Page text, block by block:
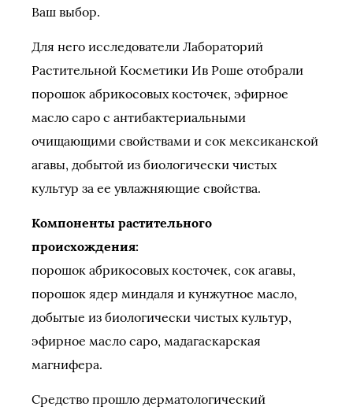
Ваш выбор.
Для него исследователи Лабораторий
Растительной Косметики Ив Роше отобрали
порошок абрикосовых косточек, эфирное
масло саро с антибактериальными
очищающими свойствами и сок мексиканской
агавы, добытой из биологически чистых
культур за ее увлажняющие свойства.
Компоненты растительного
происхождения:
порошок абрикосовых косточек, сок агавы,
порошок ядер миндаля и кунжутное масло,
добытые из биологически чистых культур,
эфирное масло саро, мадагаскарская
магнифера.
Средство прошло дерматологический